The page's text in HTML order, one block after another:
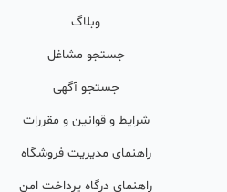
وکمک پشتیبان‌ها در تولید محتوا و
طوری فراهم کرده که تا الان
کلیدی بسیار خوبی رتبه دریافت کرده و
وبلاگ
جستجو مشاغل
جستجو آگهی
شرایط و قوانین و مقررات
راهنمای مدیریت فروشگاه
راهنمای درگاه پرداخت امن